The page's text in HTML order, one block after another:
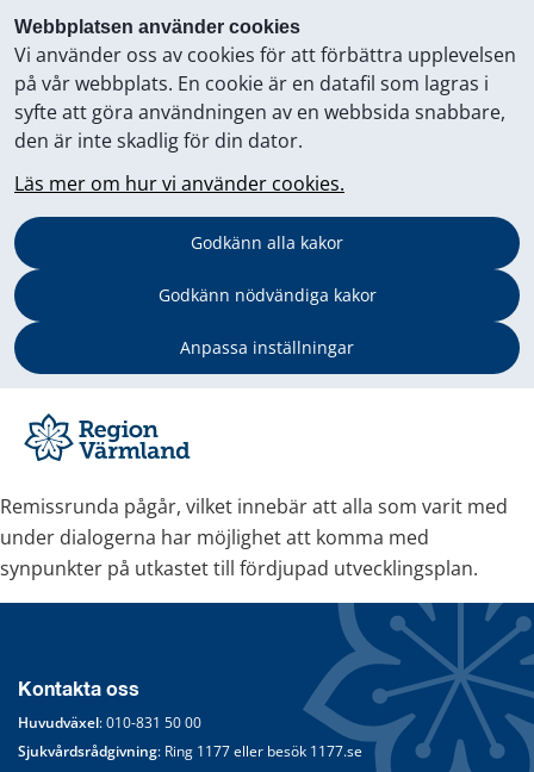
Webbplatsen använder cookies
Vi använder oss av cookies för att förbättra upplevelsen
på vår webbplats. En cookie är en datafil som lagras i
syfte att göra användningen av en webbsida snabbare,
den är inte skadlig för din dator.
Läs mer om hur vi använder cookies.
Godkänn alla kakor
Godkänn nödvändiga kakor
Anpassa inställningar
Remissrunda pågår, vilket innebär att alla som varit med
under dialogerna har möjlighet att komma med
synpunkter på utkastet till fördjupad utvecklingsplan.
Kontakta oss
Huvudväxel: 010-831 50 00
Sjukvårdsrådgivning: Ring 1177 eller besök 1177.se